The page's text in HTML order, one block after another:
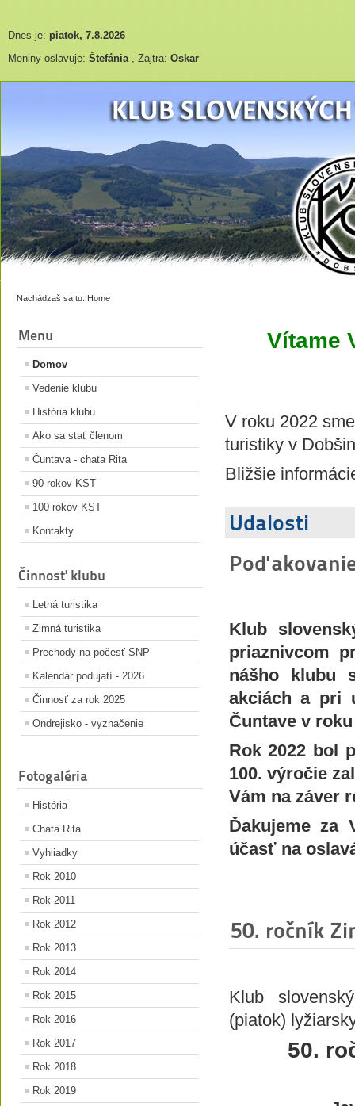
Dnes je: piatok, 7.8.2026
Meniny oslavuje: Štefánia, Zajtra: Oskar
Nachádzaš sa tu: Home
Menu
Domov
Vedenie klubu
História klubu
Ako sa stať členom
Čuntava - chata Rita
90 rokov KST
100 rokov KST
Kontakty
Činnosť klubu
Letná turistika
Zimná turistika
Prechody na počesť SNP
Kalendár podujatí - 2026
Činnosť za rok 2025
Ondrejisko - vyznačenie
Fotogaléria
História
Chata Rita
Vyhliadky
Rok 2010
Rok 2011
Rok 2012
Rok 2013
Rok 2014
Rok 2015
Rok 2016
Rok 2017
Rok 2018
Rok 2019
Vítame
V roku 2022
turistiky v
Bližšie
Udalosti
Klub
priaznivcom
nášho klubu
akciách a pri
Čuntave v roku
Rok 2022 bol
100. výročie
Vám na záver
Ďakujeme za
účasť na
50. ročník
Klub
(piatok)
50.